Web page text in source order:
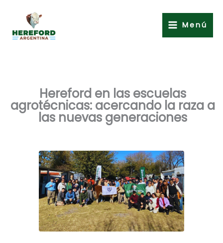
contenido
Menú
Hereford en las escuelas
agrotécnicas: acercando la raza a
las nuevas generaciones